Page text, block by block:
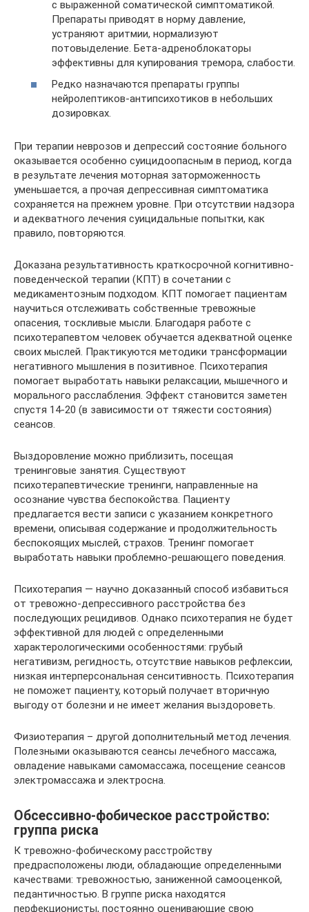
с выраженной соматической симптоматикой.
Препараты приводят в норму давление,
устраняют аритмии, нормализуют
потовыделение. Бета-адреноблокаторы
эффективны для купирования тремора, слабости.
Редко назначаются препараты группы
нейролептиков-антипсихотиков в небольших
дозировках.
При терапии неврозов и депрессий состояние больного
оказывается особенно суицидоопасным в период, когда
в результате лечения моторная заторможенность
уменьшается, а прочая депрессивная симптоматика
сохраняется на прежнем уровне. При отсутствии надзора
и адекватного лечения суицидальные попытки, как
правило, повторяются.
Доказана результативность краткосрочной когнитивно-
поведенческой терапии (КПТ) в сочетании с
медикаментозным подходом. КПТ помогает пациентам
научиться отслеживать собственные тревожные
опасения, тоскливые мысли. Благодаря работе с
психотерапевтом человек обучается адекватной оценке
своих мыслей. Практикуются методики трансформации
негативного мышления в позитивное. Психотерапия
помогает выработать навыки релаксации, мышечного и
морального расслабления. Эффект становится заметен
спустя 14-20 (в зависимости от тяжести состояния)
сеансов.
Выздоровление можно приблизить, посещая
тренинговые занятия. Существуют
психотерапевтические тренинги, направленные на
осознание чувства беспокойства. Пациенту
предлагается вести записи с указанием конкретного
времени, описывая содержание и продолжительность
беспокоящих мыслей, страхов. Тренинг помогает
выработать навыки проблемно-решающего поведения.
Психотерапия — научно доказанный способ избавиться
от тревожно-депрессивного расстройства без
последующих рецидивов. Однако психотерапия не будет
эффективной для людей с определенными
характерологическими особенностями: грубый
негативизм, регидность, отсутствие навыков рефлексии,
низкая интерперсональная сенситивность. Психотерапия
не поможет пациенту, который получает вторичную
выгоду от болезни и не имеет желания выздороветь.
Физиотерапия – другой дополнительный метод лечения.
Полезными оказываются сеансы лечебного массажа,
овладение навыками самомассажа, посещение сеансов
электромассажа и электросна.
Обсессивно-фобическое расстройство:
группа риска
К тревожно-фобическому расстройству
предрасположены люди, обладающие определенными
качествами: тревожностью, заниженной самооценкой,
педантичностью. В группе риска находятся
перфекционисты, постоянно оценивающие свою